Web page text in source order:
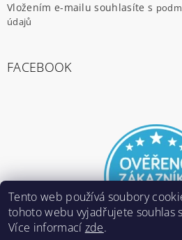
Vložením e-mailu souhlasíte s
údajů
FACEBOOK
Tento web používá soubory
tohoto webu vyjadřujete souhlas
Více informací zde.